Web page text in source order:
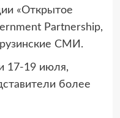
«Открытое
Partnership,
СМИ.
17-19 июля,
более